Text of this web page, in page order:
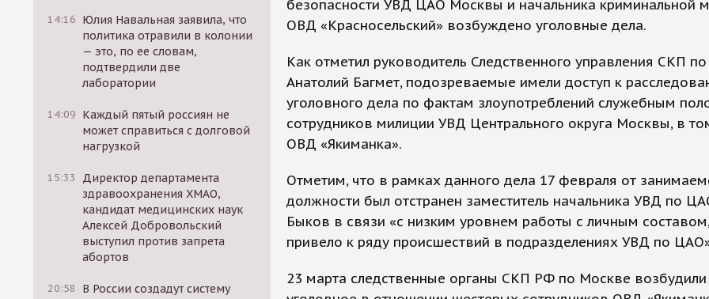
14:16 Юлия Навальная заявила, что
политика отравили в колонии
— это, по ее словам,
подтвердили две
лаборатории
14:09 Каждый пятый россиян не
может справиться с долговой
нагрузкой
15:33
Директор департамента
здравоохранения ХМАО,
кандидат медицинских наук
Алексей Добровольский
выступил против запрета
абортов
20:58
В России создадут систему
безопасности УВД ЦАО Москвы и начальника криминальной
ОВД «Красносельский» возбуждено уголовные дела.
Как отметил руководитель Следственного управления СКП
Анатолий Багмет, подозреваемые имели доступ к
уголовного дела по фактам злоупотреблений служебным
сотрудников милиции УВД Центрального округа Москвы, в
ОВД «Якиманка».
Отметим, что в рамках данного дела 17 февраля от
должности был отстранен заместитель начальника УВД по
Быков в связи «с низким уровнем работы с личным
привело к ряду происшествий в подразделениях УВД по
23 марта следственные органы СКП РФ по Москве возбудили